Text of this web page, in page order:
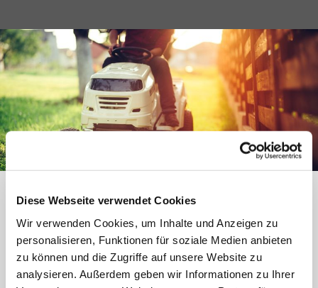
Diese Webseite verwendet Cookies
Wir verwenden Cookies, um Inhalte und Anzeigen zu
personalisieren, Funktionen für soziale Medien anbieten
zu können und die Zugriffe auf unsere Website zu
analysieren. Außerdem geben wir Informationen zu Ihrer
Grünflächenpflege: Alles, was nahe
dem Boden ist
Unter dem Überbegriff „Grünflächenpflege“ verstehen wir
nicht nur Rasen mähen. Das Zurechtstutzen von Hecken,